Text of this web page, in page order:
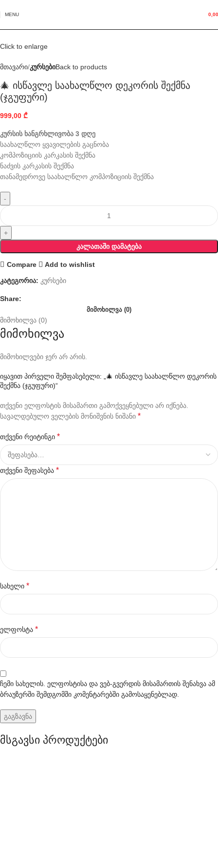
MENU
Click to enlarge
მთავარი კურსებიBack to products
🎄 ისწავლე საახალწლო დეკორის შექმნა
(ჯგუფური)
999,00 ₾
კურსის ხანგრხლივობა 3 დღე
საახალწლო ყვავილების გაცნობა
კომპოზიციის კარკასის შექმნა
ნაძვის კარკასის შექმნა
თანამედროვე საახალწლო კომპოზიციის შექმნა
ᲙᲐᲚᲐᲗᲐᲨᲘ ᲓᲐᲛᲐᲢᲔᲑᲐ
Compare Add to wishlist
კატეგორია: კურსები
Share:
ᲛᲘᲛᲝᲮᲘᲚᲕᲐ (0)
მიმოხილვა (0)
მიმოხილვა
მიმოხილვები ჯერ არ არის.
იყავით პირველი შემფასებელი: „🎄 ისწავლე საახალწლო დეკორის
შექმნა (ჯგუფური)“
თქვენი ელფოსტის მისამართი გამოქვეყნებული არ იქნება.
სავალდებულო ველების მონიშვნის ნიშანი *
თქვენი რეიტინგი *
თქვენი შეფასება *
სახელი *
ელფოსტა *
ჩემი სახელის. ელფოსტისა და ვებ-გვერდის მისამართის შენახვა ამ
ბრაუზერში შემდგომში კომენტარებში გამოსაყენებლად.
მსგავსი პროდუქტები